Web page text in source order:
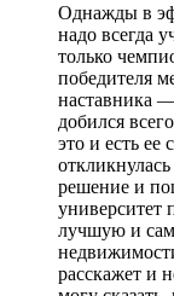
Однажды в
надо всегда
только
победителя
наставника
добился
это и есть ее
решение и
университет
лучшую и
расскажет и